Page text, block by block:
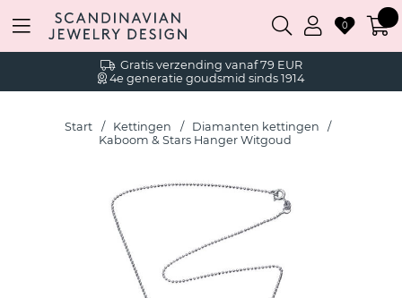
Gratis verzending vanaf 79 EUR
4e generatie goudsmid sinds 1914
0
Start Kettingen
Diamanten kettingen
Kaboom & Stars Hanger Witgoud